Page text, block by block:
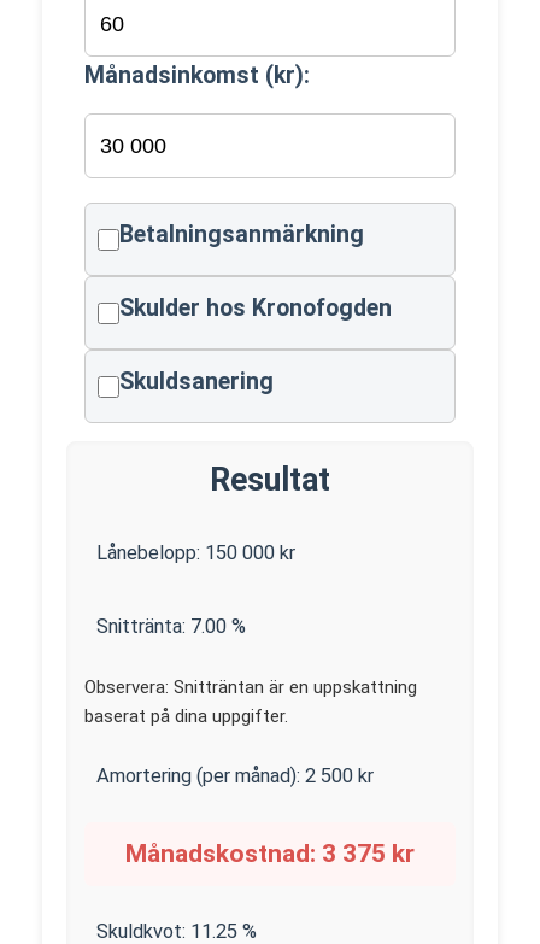
Månadsinkomst (kr):
Betalningsanmärkning
Skulder hos Kronofogden
Skuldsanering
Resultat
Lånebelopp: 150 000 kr
Snittränta: 7.00 %
Observera: Snitträntan är en uppskattning
baserat på dina uppgifter.
Amortering (per månad): 2 500 kr
Månadskostnad: 3 375 kr
Skuldkvot: 11.25 %